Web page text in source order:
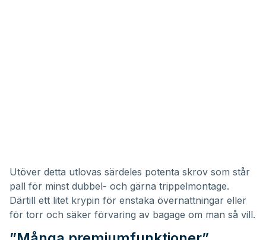
Utöver detta utlovas särdeles potenta skrov som står
pall för minst dubbel- och gärna trippelmontage.
Därtill ett litet krypin för enstaka övernattningar eller
för torr och säker förvaring av bagage om man så vill.